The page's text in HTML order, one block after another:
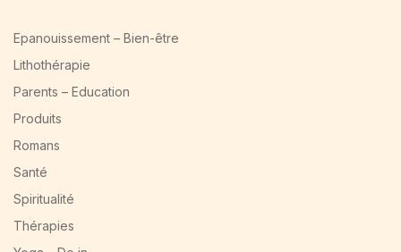
Epanouissement – Bien-être
Lithothérapie
Parents – Education
Produits
Romans
Santé
Spiritualité
Thérapies